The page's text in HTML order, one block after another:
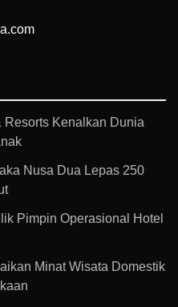
Kenalkan Dunia
Nusa Dua Lepas 250
Pimpin Operasional Hotel
Minat Wisata Domestik